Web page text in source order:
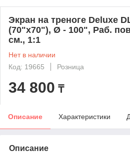
Экран на треноге Deluxe
(70"х70"), Ø - 100", Раб.
см., 1:1
Нет в наличии
Код: 19665
Розница
34 800 ₸
Описание Характеристики
Описание